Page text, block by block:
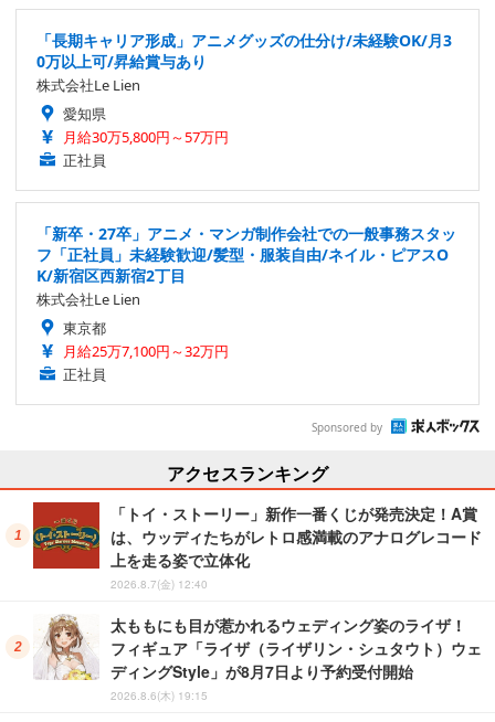
「長期キャリア形成」アニメグッズの仕分け/未経験OK/月3
0万以上可/昇給賞与あり
株式会社Le Lien
愛知県
月給30万5,800円～57万円
正社員
「新卒・27卒」アニメ・マンガ制作会社での一般事務スタッ
フ「正社員」未経験歓迎/髪型・服装自由/ネイル・ピアスO
K/新宿区西新宿2丁目
株式会社Le Lien
東京都
月給25万7,100円～32万円
正社員
Sponsored by
アクセスランキング
「トイ・ストーリー」新作一番くじが発売決定！A賞
は、ウッディたちがレトロ感満載のアナログレコード
上を走る姿で立体化
2026.8.7(金) 12:40
太ももにも目が惹かれるウェディング姿のライザ！
フィギュア「ライザ（ライザリン・シュタウト）ウェ
ディングStyle」が8月7日より予約受付開始
2026.8.6(木) 19:15